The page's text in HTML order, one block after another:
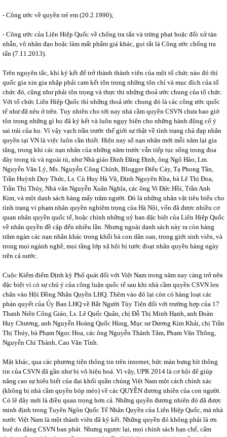
- Công ước về quyền trẻ em (20.2.1990);
- Công ước của Liên Hiệp Quốc về chống tra tấn và trừng phạt hoặc đối xử tàn
nhẫn, vô nhân đạo hoặc làm mất phẩm giá khác, gọi tắt là Công ước chống tra
tấn (7.11.2013).
Trên nguyên tắc, khi ký kết để trở thành thành viên của một tổ chức nào đó thì
quốc gia xin gia nhập phải cam kết tôn trọng những tôn chỉ và mục đích của tổ
chức đó, cũng như phải tôn trọng và thực thi những thoả ước chung của tổ chức.
Với tổ chức Liên Hiệp Quốc thì những thoả ước chung đó là các công ước quốc
tế như đã nêu ở trên. Tuy nhiên cho tới nay nhà cầm quyền CSVN chưa bao giờ
tôn trọng những gì họ đã ký kết và luôn ngụy biện cho những hành động cố ý
sai trái của họ. Vì vậy vạch trần trước thế giới sự thật về tình trạng chà đạp nhân
quyền tại VN là việc luôn cần thiết. Hiện nay số nạn nhân mới mỗi năm lại gia
tăng, trong khi các nạn nhân của những năm trước vẫn tiếp tục sống trong đọa
đày trong tù và ngoài tù, như Nhà giáo Đinh Đăng Định, ông Ngô Hào, Lm.
Nguyễn Văn Lý, Ms. Nguyễn Công Chính, Blogger Điếu Cày, Tạ Phong Tần,
Trần Huỳnh Duy Thức, Ls. Cù Huy Hà Vũ, Đinh Nguyên Kha, bà Lê Thị Đoa,
Trần Thị Thúy, Nhà văn Nguyễn Xuân Nghĩa, các ông Vi Đức Hồi, Trần Anh
Kim, và một danh sách hàng mấy trăm người. Đó là những nhân vật tiêu biểu cho
tình trạng vi phạm nhân quyền nghiêm trọng của Hà Nội, vốn đã được nhiều cơ
quan nhân quyền quốc tế, hoặc chính những uỷ ban đặc biệt của Liên Hiệp Quốc
về nhân quyền đề cập đến nhiều lần. Nhưng ngoài danh sách này ra còn hàng
trăm ngàn các nạn nhân khác trong khối bà con dân oan, trong giới sinh viên, và
trong mọi ngành nghề, mọi tầng lớp xã hội bị tước đoạt nhân quyền hàng ngày
trên cả nước.
Cuộc Kiểm điểm Định kỳ Phổ quát đối với Việt Nam trong năm nay càng trở nên
đặc biệt vì có sự chú ý của công luận quốc tế sau khi nhà cầm quyền CSVN len
chân vào Hội Đồng Nhân Quyền LHQ. Thêm vào đó lại còn có hàng loạt các
phán quyết của Ủy Ban LHQ về Bắt Người Tùy Tiện đối với trường hợp của 17
Thanh Niên Công Giáo, Ls. Lê Quốc Quân, chị Đỗ Thị Minh Hạnh, anh Đoàn
Huy Chương, anh Nguyễn Hoàng Quốc Hùng, Mục sư Dương Kim Khải, chị Trần
Thị Thúy, bà Phạm Ngọc Hoa, các ông Nguyễn Thành Tâm, Phạm Văn Thông,
Nguyễn Chí Thành, Cao Văn Tỉnh.
Mặt khác, qua các phương tiện thông tin trên internet, bức màn bưng bít thông
tin của CSVN đã gần như bị vô hiệu hoá. Vì vậy, UPR 2014 là cơ hội để giúp
nâng cao sự hiểu biết của đại khối quần chúng Việt Nam một cách chính xác
(không bị nhà cầm quyền bóp méo) về các QUYỀN đương nhiên của con người.
Có lẽ đây mới là điều quan trọng hơn cả. Những quyền đương nhiên đó đã được
minh định trong Tuyên Ngôn Quốc Tế Nhân Quyền của Liên Hiệp Quốc, mà nhà
nước Việt Nam là một thành viên đã ký kết. Những quyền đó không phải là ơn
huệ do đảng CSVN ban phát. Nhưng ngược lại, mọi chính sách hạn chế, cấm